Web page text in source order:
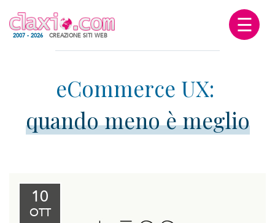
2007 - 2026 CREAZIONE SITI WEB ☰
quando meno è meglio
10
OTT